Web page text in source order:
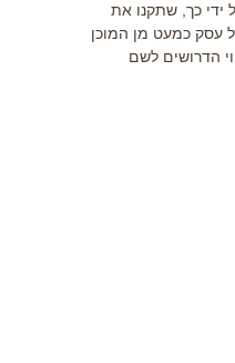
ידי כך, שתקנו את
עסק כמעט מן המוכן
הדרושים לשם